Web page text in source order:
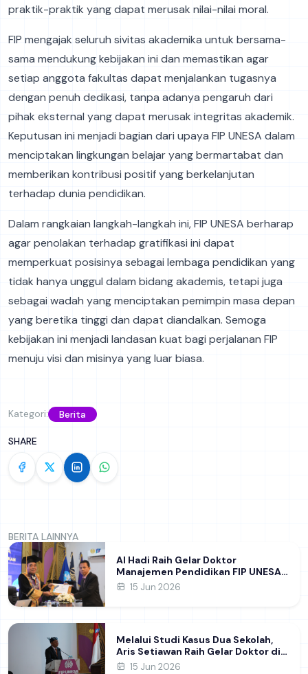
praktik-praktik yang dapat merusak nilai-nilai moral.
FIP mengajak seluruh sivitas akademika untuk bersama-
sama mendukung kebijakan ini dan memastikan agar
setiap anggota fakultas dapat menjalankan tugasnya
dengan penuh dedikasi, tanpa adanya pengaruh dari
pihak eksternal yang dapat merusak integritas akademik.
Keputusan ini menjadi bagian dari upaya FIP UNESA dalam
menciptakan lingkungan belajar yang bermartabat dan
memberikan kontribusi positif yang berkelanjutan
terhadap dunia pendidikan.
Dalam rangkaian langkah-langkah ini, FIP UNESA berharap
agar penolakan terhadap gratifikasi ini dapat
memperkuat posisinya sebagai lembaga pendidikan yang
tidak hanya unggul dalam bidang akademis, tetapi juga
sebagai wadah yang menciptakan pemimpin masa depan
yang beretika tinggi dan dapat diandalkan. Semoga
kebijakan ini menjadi landasan kuat bagi perjalanan FIP
menuju visi dan misinya yang luar biasa.
Kategori: Berita
SHARE
BERITA LAINNYA
Al Hadi Raih Gelar Doktor
Manajemen Pendidikan FIP UNESA
melalui Riset Pembentukan
15 Jun 2026
Melalui Studi Kasus Dua Sekolah,
Aris Setiawan Raih Gelar Doktor di
FIP UNESA Usai Kupas Manajemen
15 Jun 2026